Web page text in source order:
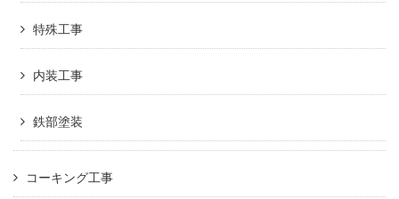
特殊工事
内装工事
鉄部塗装
コーキング工事